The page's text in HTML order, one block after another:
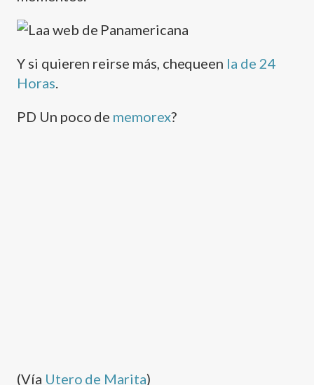
Y si quieren reirse más, chequeen la de 24
Horas
PD Un poco de memorex?
(Ví­a Utero de Marita)